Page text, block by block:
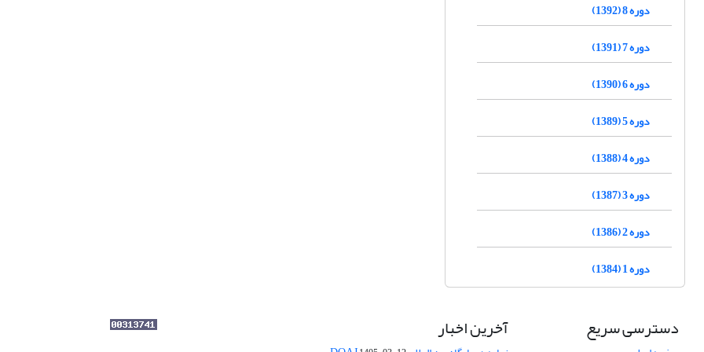
دوره 8 (1392)
دوره 7 (1391)
دوره 6 (1390)
دوره 5 (1389)
دوره 4 (1388)
دوره 3 (1387)
دوره 2 (1386)
دوره 1 (1384)
دسترسی سریع آخرین اخبار